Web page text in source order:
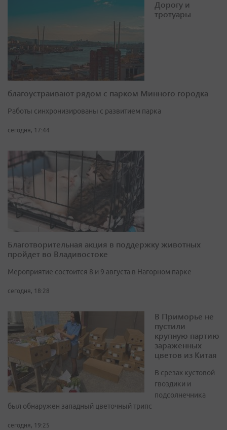
Дорогу и
тротуары
благоустраивают рядом с парком Минного городка
Работы синхронизированы с развитием парка
сегодня, 17:44
Благотворительная акция в поддержку животных
пройдет во Владивостоке
Мероприятие состоится 8 и 9 августа в Нагорном парке
сегодня, 18:28
В Приморье не
пустили
крупную партию
зараженных
цветов из Китая
В срезах кустовой
гвоздики и
подсолнечника
был обнаружен западный цветочный трипс
сегодня, 19:25